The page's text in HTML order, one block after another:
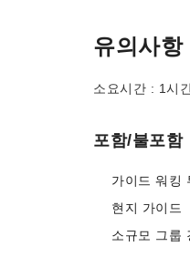
유의사항
소요시간 : 1시
포함/불포함
가이드 워킹
현지 가이드
소규모 그룹